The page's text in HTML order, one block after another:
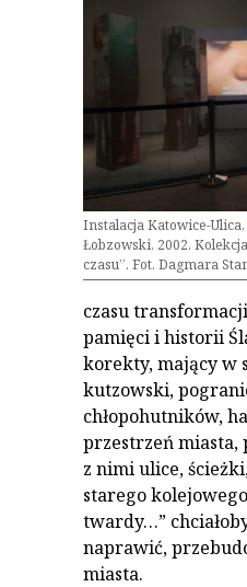
Instalacja Katowice-
Łobzowski, 2002.
czasu”. Fot. Dagmara
czasu
pamięci i historii
korekty, mający w
kutzowski,
chłopohutników,
przestrzeń miasta,
z nimi ulice,
starego
twardy…”
naprawić,
miasta.